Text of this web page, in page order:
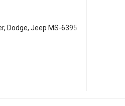
Dodge, Jeep MS-6395